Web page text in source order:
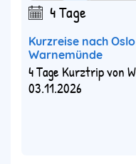
4 Tage
Kurzreise nach
Warnemünde
4 Tage Kurztrip von
03.11.2026